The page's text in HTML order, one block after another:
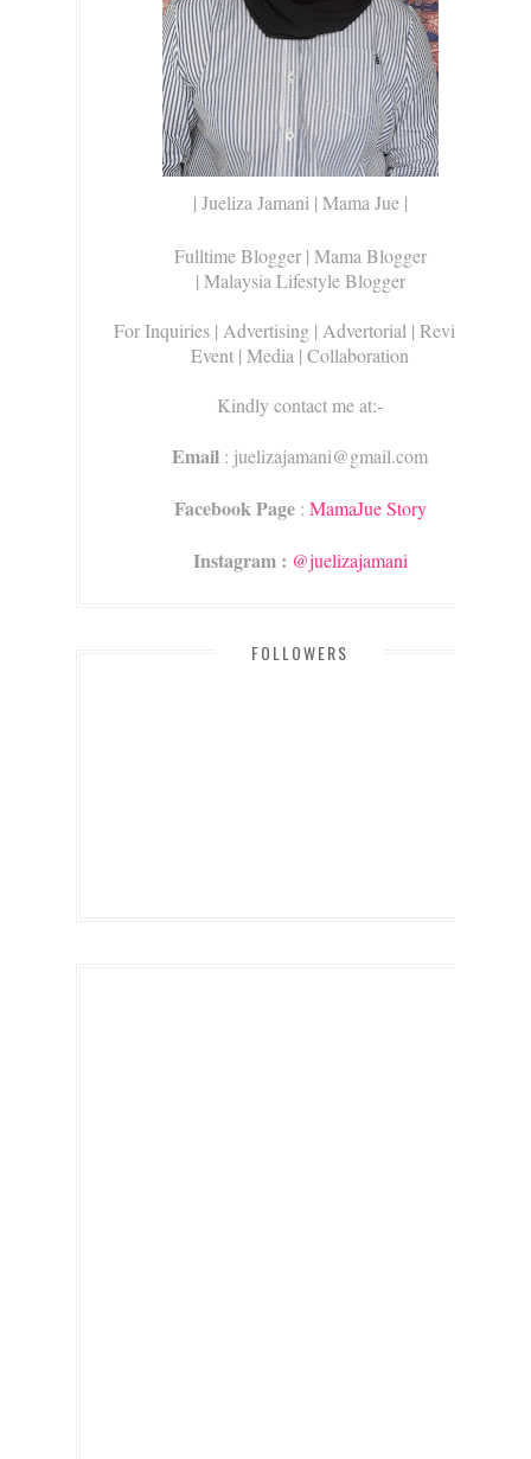
| Jueliza Jamani | Mama Jue |
Fulltime Blogger | Mama Blogger
| Malaysia Lifestyle Blogger
For Inquiries | Advertising | Advertorial | Review |
Event | Media | Collaboration
Kindly contact me at:-
Email : juelizajamani@gmail.com
Facebook Page: MamaJue Story
Instagram : @juelizajamani
FOLLOWERS